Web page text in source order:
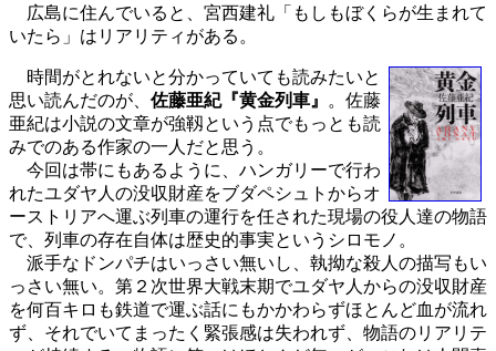
広島に住んでいると、宮西建礼「もしもぼくらが生まれて
いたら」はリアリティがある。
時間がとれないと分かっていても読みたいと
思い読んだのが、 佐藤亜紀『黄金列車』
。佐藤
亜紀は小説の文章が強靱という点でもっとも読
みでのある作家の一人だと思う。
今回は帯にもあるように、ハンガリーで行わ
れたユダヤ人の没収財産をブダペシュトからオ
ーストリアへ運ぶ列車の運行を任された現場の役人達の物語
で、列車の存在自体は歴史的事実というシロモノ。
派手なドンパチはいっさい無いし、執拗な殺人の描写もい
っさい無い。第２次世界大戦末期でユダヤ人からの没収財産
を何百キロも鉄道で運ぶ話にもかかわらずほとんど血が流れ
ず、それでいてまったく緊張感は失われず、物語のリアリテ